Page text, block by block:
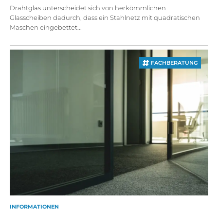
Drahtglas unterscheidet sich von herkömmlichen
Glasscheiben dadurch, dass ein Stahlnetz mit quadratischen
Maschen eingebettet...
FACHBERATUNG
INFORMATIONEN